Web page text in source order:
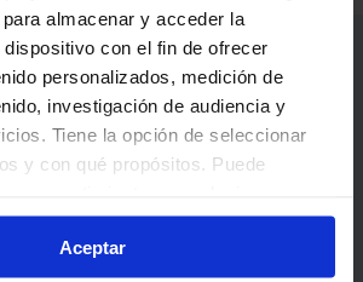
almacenar y acceder la
con el fin de ofrecer
personalizados, medición de
investigación de audiencia y
Tiene la opción de seleccionar
y con qué propósitos. Puede
Declaración de cookies o clicando en
Aceptar
y precios